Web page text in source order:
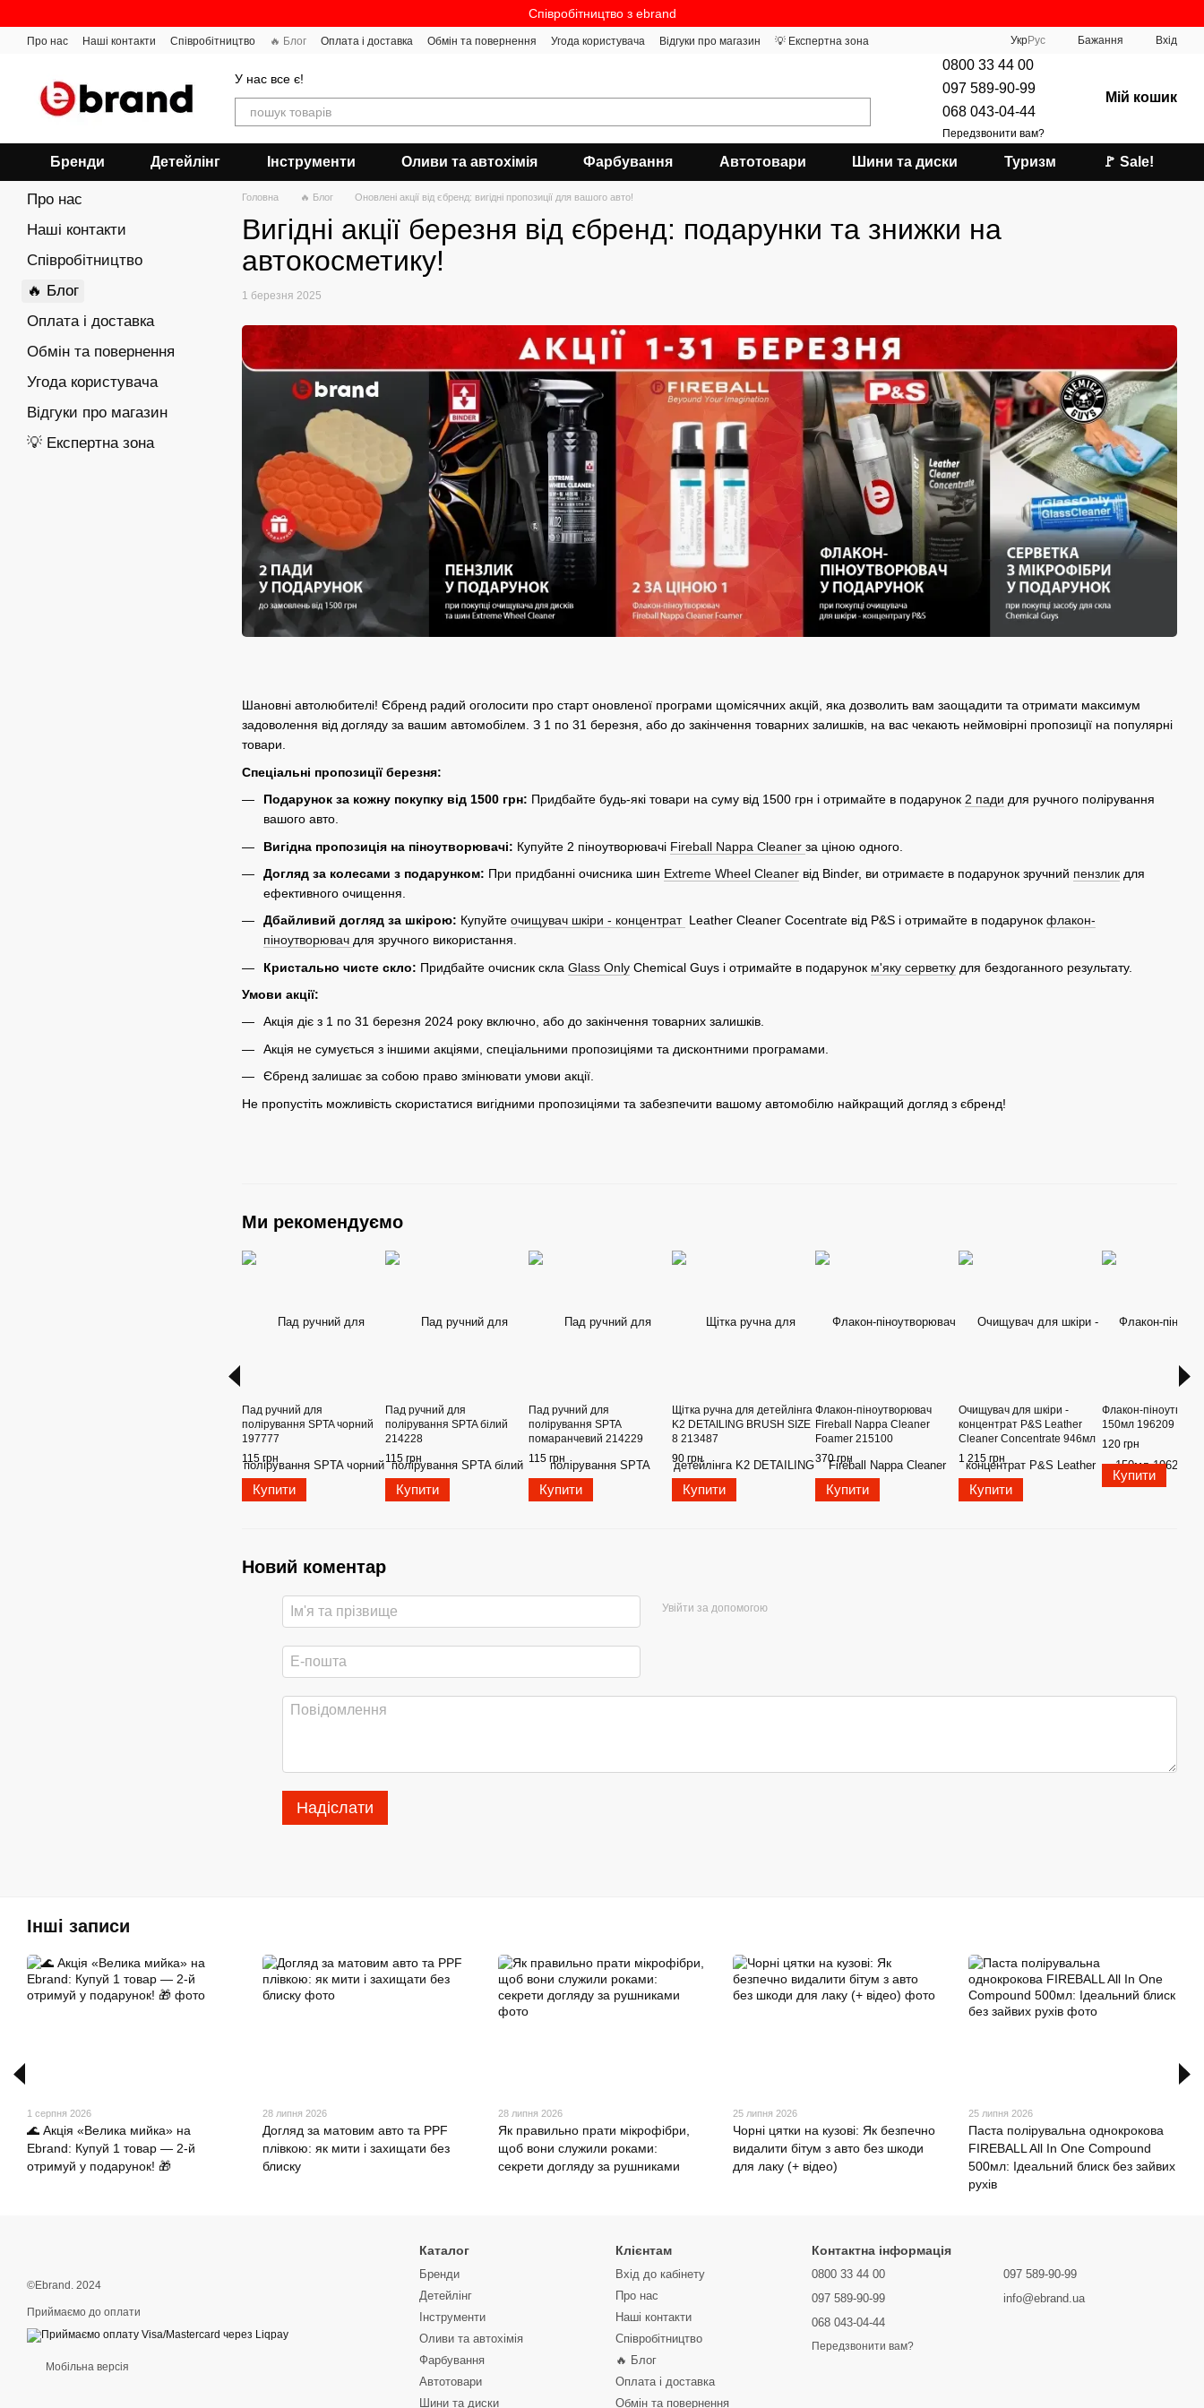
Співробітництво з ebrand
Про нас Наші контакти Співробітництво 🔥 Блог Оплата і доставка Обмін та повернення Угода користувача Відгуки про магазин 💡 Експертна зона УкрРус Бажання Вхід
У нас все є!
0800 33 44 00
097 589-90-99
068 043-04-44
Передзвонити вам?
Мій кошик
Бренди Детейлінг Інструменти Оливи та автохімія Фарбування Автотовари Шини та диски Туризм 🚩 Sale!
Головна 🔥 Блог Оновлені акції від єбренд: вигідні пропозиції для вашого авто!
Вигідні акції березня від єбренд: подарунки та знижки на
автокосметику!
1 березня 2025
Шановні автолюбителі! Єбренд радий оголосити про старт оновленої програми щомісячних акцій, яка дозволить вам заощадити та отримати максимум
задоволення від догляду за вашим автомобілем. З 1 по 31 березня, або до закінчення товарних залишків, на вас чекають неймовірні пропозиції на популярні
товари.
Спеціальні пропозиції березня:
Подарунок за кожну покупку від 1500 грн: Придбайте будь-які товари на суму від 1500 грн і отримайте в подарунок 2 пади для ручного полірування
вашого авто.
Вигідна пропозиція на піноутворювачі: Купуйте 2 піноутворювачі Fireball Nappa Cleaner за ціною одного.
Догляд за колесами з подарунком: При придбанні очисника шин Extreme Wheel Cleaner від Binder, ви отримаєте в подарунок зручний пензлик для
ефективного очищення.
Дбайливий догляд за шкірою: Купуйте очищувач шкіри - концентрат Leather Cleaner Cocentrate від P&S і отримайте в подарунок флакон-
піноутворювач для зручного використання.
Кристально чисте скло: Придбайте очисник скла Glass Only Chemical Guys і отримайте в подарунок м'яку серветку для бездоганного результату.
Умови акції:
Акція діє з 1 по 31 березня 2024 року включно, або до закінчення товарних залишків.
Акція не сумується з іншими акціями, спеціальними пропозиціями та дисконтними програмами.
Єбренд залишає за собою право змінювати умови акції.
Не пропустіть можливість скористатися вигідними пропозиціями та забезпечити вашому автомобілю найкращий догляд з єбренд!
Ми рекомендуємо
Пад ручний для
полірування SPTA чорний
197777
115 грн
Купити
Пад ручний для
полірування SPTA білий
214228
115 грн
Купити
Пад ручний для
полірування SPTA
помаранчевий 214229
115 грн
Купити
Щітка ручна для детейлінга
K2 DETAILING BRUSH SIZE
8 213487
90 грн
Купити
Флакон-піноутворювач
Fireball Nappa Cleaner
Foamer 215100
370 грн
Купити
Очищувач для шкіри -
концентрат P&S Leather
Cleaner Concentrate 946мл
214587
1 215 грн
Купити
Флакон-
150мл 196209
120 грн
Купити
Новий коментар
Увійти за допомогою
Надіслати
Про нас
Наші контакти
Співробітництво
🔥 Блог
Оплата і доставка
Обмін та повернення
Угода користувача
Відгуки про магазин
💡 Експертна зона
Інші записи
1 серпня 2026
🌊 Акція «Велика мийка» на
Ebrand: Купуй 1 товар — 2-й
отримуй у подарунок! 🎁
28 липня 2026
Догляд за матовим авто та PPF
плівкою: як мити і захищати без
блиску
28 липня 2026
Як правильно прати мікрофібри,
щоб вони служили роками:
секрети догляду за рушниками
25 липня 2026
Чорні цятки на кузові: Як безпечно
видалити бітум з авто без шкоди
для лаку (+ відео)
25 липня 2026
Паста полірувальна однокрокова
FIREBALL All In One Compound
500мл: Ідеальний блиск без зайвих
рухів
©Ebrand. 2024
Приймаємо до оплати
Мобільна версія
Каталог
Бренди
Детейлінг
Інструменти
Оливи та автохімія
Фарбування
Автотовари
Шини та диски
Клієнтам
Вхід до кабінету
Про нас
Наші контакти
Співробітництво
🔥 Блог
Оплата і доставка
Обмін та повернення
Контактна інформація
0800 33 44 00
097 589-90-99
068 043-04-44
Передзвонити вам?
097 589-90-99
info@ebrand.ua